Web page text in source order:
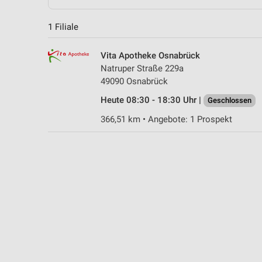
1 Filiale
Vita Apotheke Osnabrück
Natruper Straße 229a
49090 Osnabrück
Heute 08:30 - 18:30 Uhr |
Geschlossen
366,51 km • Angebote: 1 Prospekt